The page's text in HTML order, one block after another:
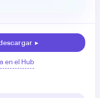
▸
en el Hub